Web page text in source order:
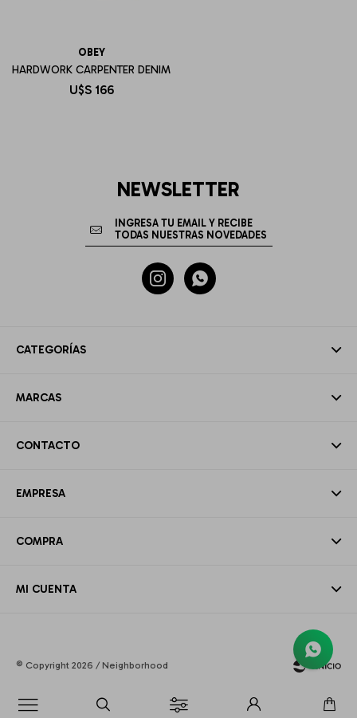

OBEY
HARDWORK CARPENTER DENIM
U$S 166
CATEGORÍAS
MARCAS
CONTACTO
EMPRESA
COMPRA
MI CUENTA
NEWSLETTER
 
© Copyright 2026 / Neighborhood